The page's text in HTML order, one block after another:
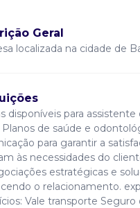
Geral
localizada na cidade de
disponíveis para
Planos de saúde e
para garantir a
às necessidades do
estratégicas e
o relacionamento.
Vale transporte